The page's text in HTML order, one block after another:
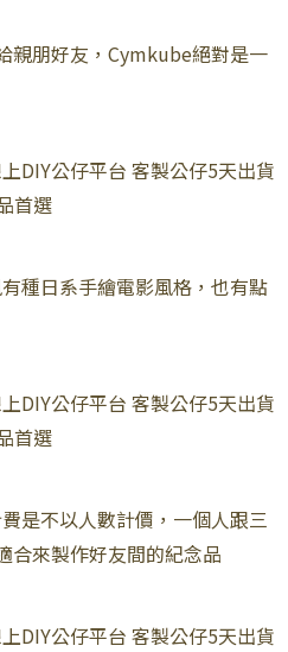
親朋好友，Cymkube絕對是一
種日系手繪電影風格，也有點
是不以人數計價，一個人跟三
合來製作好友間的紀念品